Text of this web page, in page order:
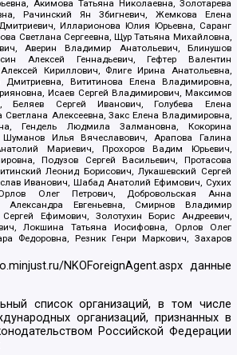
Акимова Татьяна Николаевна, Золотарева
Рачинский Ян Збигневич, Жемкова Елена
Илларионова Юлия Юрьевна, Саранг
Светлана Сергеевна, Щур Татьяна Михайловна,
Аверин Владимир Анатольевич, Блинушов
Алексей Геннадьевич, Гефтер Валентин
Кириллович, Флиге Ирина Анатольевна,
Дмитриевна, Вититинова Елена Владимировна,
Исаев Сергей Владимирович, Максимов
Беляев Сергей Иванович, Голубева Елена
Светлана Алексеевна, Закс Елена Владимировна,
Гендель Людмила Залмановна, Кокорина
Шуманов Илья Вячеславович, Арапова Галина
Мариевич, Прохоров Вадим Юрьевич,
Подузов Сергей Васильевич, Протасова
Леонид Борисович, Лукашевский Сергей
Иванович, Шабад Анатолий Ефимович, Сухих
Олег Петрович, Добровольская Анна
Александра Евгеньевна, Смирнов Владимир
Ефимович, Золотухин Борис Андреевич,
Локшина Татьяна Иосифовна, Орлов Олег
Федоровна, Резник Генри Маркович, Захаров
NKOForeignAgent.aspxданные
список организаций, в том числе
организаций, признанных в
Российской Федерации